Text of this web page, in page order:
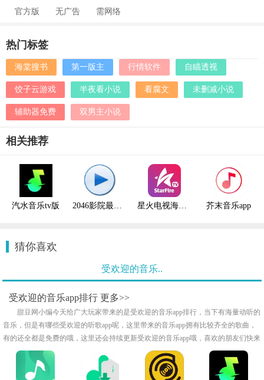
官方版
无广告 需网络
热门标签
海棠搜书 第一版主 行情软件 自瞄透视
饺子云游戏 半夜看小说 看腐文 未删减小说
辅助器免费 双男主小说
相关推荐
汽水音乐tv版 2046影院最新版 星火电视海外版2024 芥末音乐app
猜你喜欢
受欢迎的音乐..
受欢迎的音乐app排行 更多>>
甜豆网小编今天给广大玩家带来的是受欢迎的音乐app排行，当下有海量动听的
音乐，但是有哪些受欢迎的听歌app呢，这里带来的音乐app拥有比较齐全的歌曲，
有的还全都是免费的哦，这里还会持续更新受欢迎的音乐app哦，喜欢的朋友们快来
下载吧！